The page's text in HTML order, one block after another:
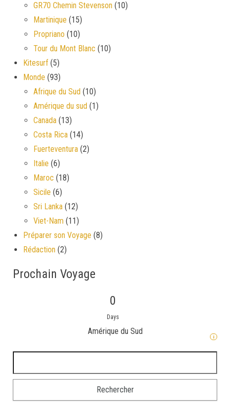
GR70 Chemin Stevenson (10)
Martinique (15)
Propriano (10)
Tour du Mont Blanc (10)
Kitesurf (5)
Monde (93)
Afrique du Sud (10)
Amérique du sud (1)
Canada (13)
Costa Rica (14)
Fuerteventura (2)
Italie (6)
Maroc (18)
Sicile (6)
Sri Lanka (12)
Viet-Nam (11)
Préparer son Voyage (8)
Rédaction (2)
Prochain Voyage
0
Days
Amérique du Sud
i